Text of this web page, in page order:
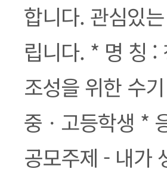
합니다. 관심있
립니다. * 명 칭 :
조성을 위한 수
중ㆍ고등학생 *
공모주제 - 내가